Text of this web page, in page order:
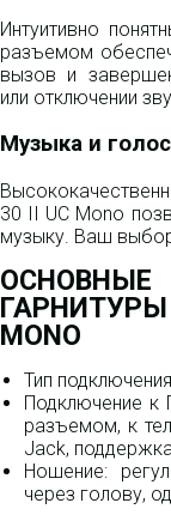
Интуитивно
разъемом
вызов и
или отключении
Музыка и голос
30 II UC Mono
музыку. Ваш
ГАРНИТУРЫ
MONO
Тип
Подключение к
разъемом, к
Jack,
Ношение:
через голову,